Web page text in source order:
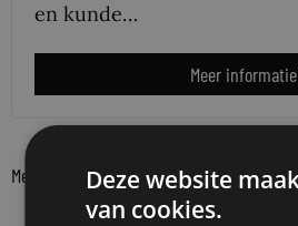
en kunde…
Meer informatie
Meer berichten van partner
Deze website
van cookies.